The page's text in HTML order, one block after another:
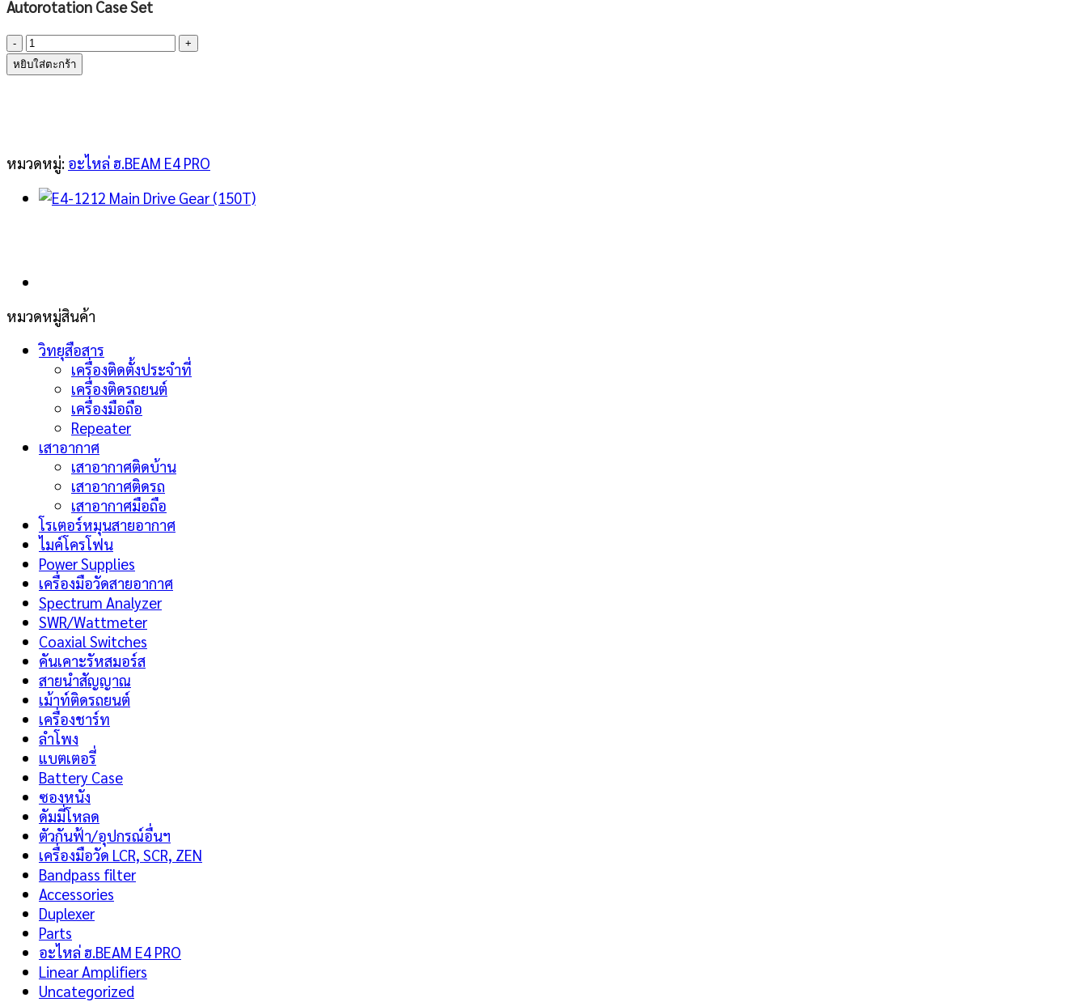
Autorotation Case Set
จำนวน
E4-
1211
ชิ้น
หยิบใส่ตะกร้า
หมวดหมู่: อะไหล่ ฮ.BEAM E4 PRO
หมวดหมู่สินค้า
วิทยุสือสาร
เครื่องติดตั้งประจำที่
เครื่องติดรถยนต์
เครื่องมือถือ
Repeater
เสาอากาศ
เสาอากาศติดบ้าน
เสาอากาศติดรถ
เสาอากาศมือถือ
โรเตอร์หมุนสายอากาศ
ไมค์โครโฟน
Power Supplies
เครื่องมือวัดสายอากาศ
Spectrum Analyzer
SWR/Wattmeter
Coaxial Switches
คันเคาะรัหสมอร์ส
สายนำสัญญาณ
เม้าท์ติดรถยนต์
เครื่องชาร์ท
ลำโพง
แบตเตอรี่
Battery Case
ซองหนัง
ดัมมี่โหลด
ตัวกันฟ้า/อุปกรณ์อื่นฯ
เครื่องมือวัด LCR, SCR, ZEN
Bandpass filter
Accessories
Duplexer
Parts
อะไหล่ ฮ.BEAM E4 PRO
Linear Amplifiers
Uncategorized